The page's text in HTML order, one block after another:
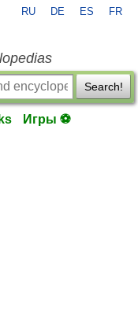
RU DE ES FR
Search!
Игры ⚽